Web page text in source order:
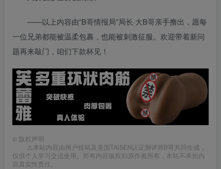
——以上内容由“B哥情报局”局长·大B哥亲手撸出，愿每
一位兄弟都能被温柔包裹，也能被刺激征服。欢迎带着新问
题再来敲门，咱们下款杯见！
© 版权声明
⚠️本站内容由用户投稿及美国TAISEN认证测评师B哥共同生成，
仅供个人学习交流使用。所有内容版权归原作者所有，本站不承担内
容真实性责任。